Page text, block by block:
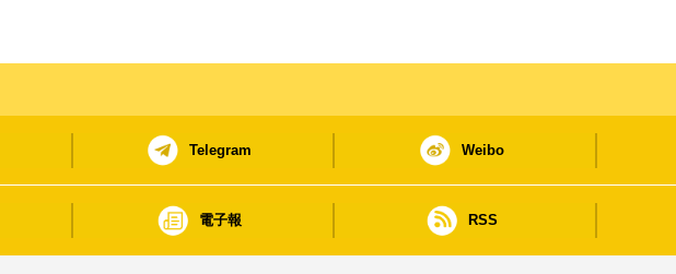
Telegram Weibo
電子報 RSS